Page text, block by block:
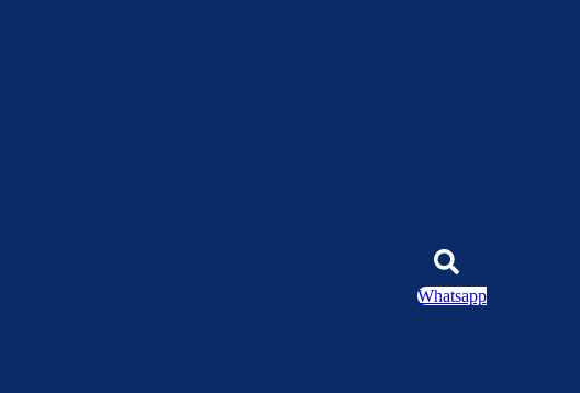
Whatsapp